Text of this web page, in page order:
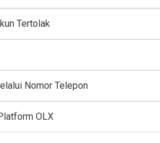
Tertolak
Nomor Telepon
OLX